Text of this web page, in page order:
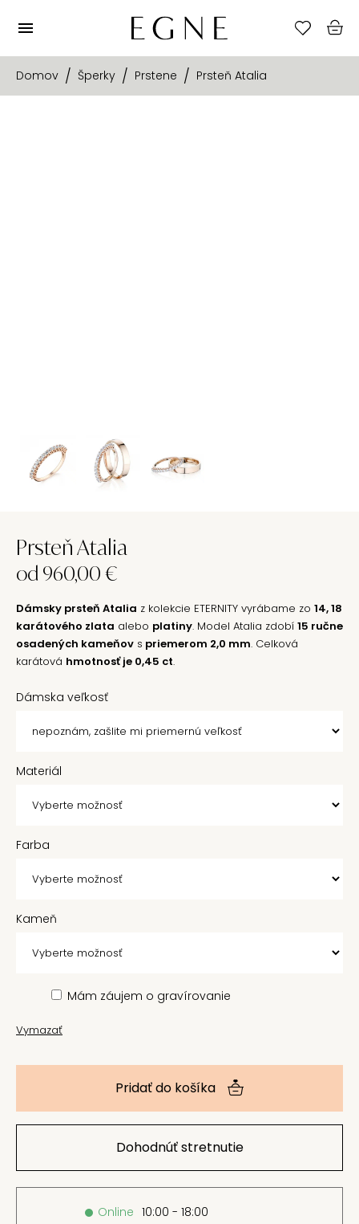
Domov Šperky Prstene Prsteň Atalia
Prsteň Atalia
od 960,00 €
Dámsky prsteň Atalia z kolekcie ETERNITY vyrábame zo 14, 18
karátového zlata alebo platiny. Model Atalia zdobí 15 ručne
osadených kameňov s priemerom 2,0 mm. Celková
karátová hmotnosť je 0,45 ct.
Dámska veľkosť
Materiál
Farba
Kameň
Mám záujem o gravírovanie
Vymazať
Pridať do košíka
Dohodnúť stretnutie
Online 10:00 - 18:00